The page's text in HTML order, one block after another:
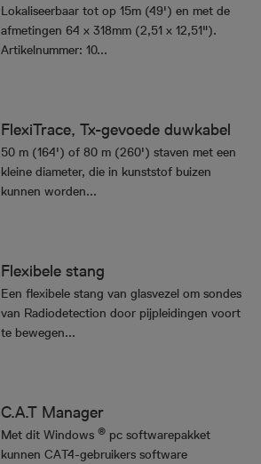
Lokaliseerbaar tot op 15m (49') en met de
afmetingen 64 x 318mm (2,51 x 12,51").
Artikelnummer: 10...
FlexiTrace, Tx-gevoede duwkabel
50 m (164') of 80 m (260') staven met een
kleine diameter, die in kunststof buizen
kunnen worden...
Flexibele stang
Een flexibele stang van glasvezel om sondes
van Radiodetection door pijpleidingen voort
te bewegen...
C.A.T Manager
Met dit Windows ®pc softwarepakket
kunnen CAT4-gebruikers software